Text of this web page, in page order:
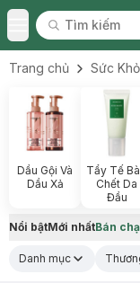
Toggle Menu
Tìm kiếm
Tìm kiếm
Trang chủ Sức
Dầu Gội Và
Dầu Xả
Tẩy Tế
Chết Da
Đầu
Nổi bậtMới nhấtBán
Danh mục